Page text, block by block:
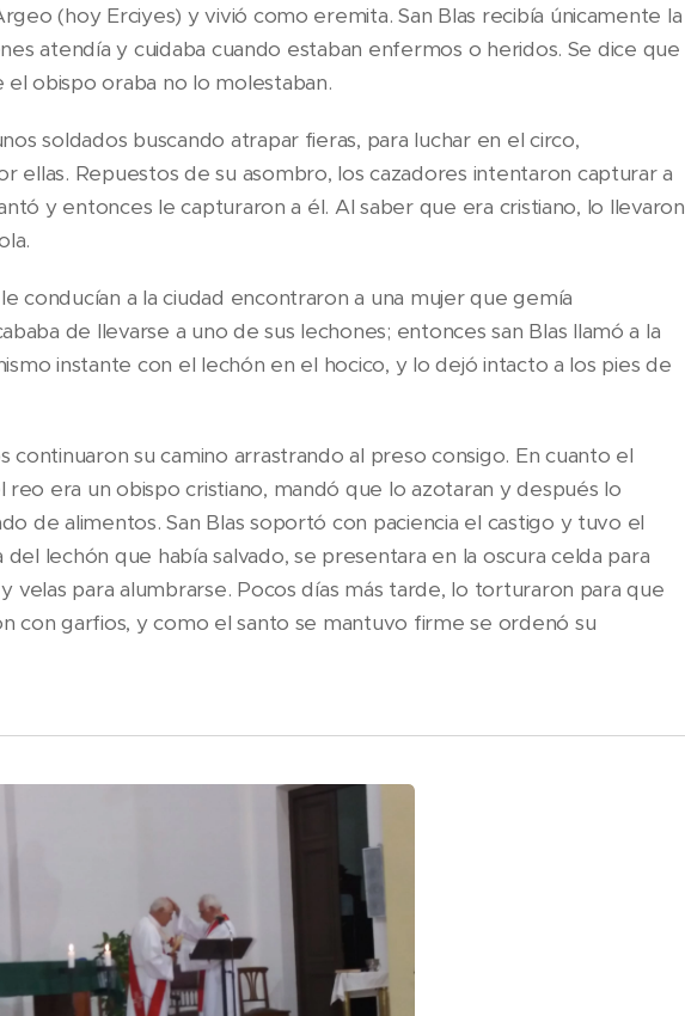
(hoy Erciyes) y vivió como eremita. San Blas recibía únicamente la
atendía y cuidaba cuando estaban enfermos o heridos. Se dice que
obispo oraba no lo molestaban.
soldados buscando atrapar fieras, para luchar en el circo,
ellas. Repuestos de su asombro, los cazadores intentaron capturar a
y entonces le capturaron a él. Al saber que era cristiano, lo llevaron
conducían a la ciudad encontraron a una mujer que gemía
de llevarse a uno de sus lechones; entonces san Blas llamó a la
instante con el lechón en el hocico, y lo dejó intacto a los pies de
continuaron su camino arrastrando al preso consigo. En cuanto el
era un obispo cristiano, mandó que lo azotaran y después lo
de alimentos. San Blas soportó con paciencia el castigo y tuvo el
lechón que había salvado, se presentara en la oscura celda para
velas para alumbrarse. Pocos días más tarde, lo torturaron para que
con garfios, y como el santo se mantuvo firme se ordenó su